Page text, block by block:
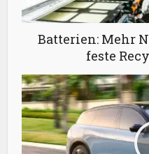
Batterien: Mehr
feste